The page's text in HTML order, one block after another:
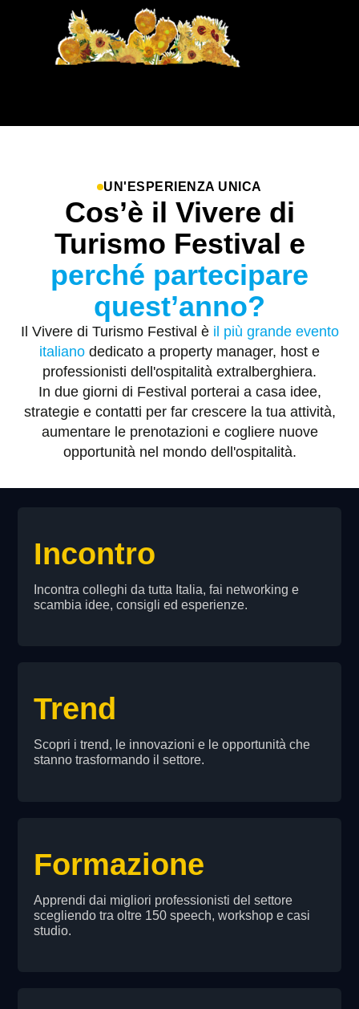
UN'ESPERIENZA UNICA
Cos’è il Vivere di
Turismo Festival e
perché partecipare
quest’anno?
Il Vivere di Turismo Festival è il più grande evento
italiano dedicato a property manager, host e
professionisti dell'ospitalità extralberghiera.
In due giorni di Festival porterai a casa idee,
strategie e contatti per far crescere la tua attività,
aumentare le prenotazioni e cogliere nuove
opportunità nel mondo dell'ospitalità.
Incontro
Incontra colleghi da tutta Italia, fai networking e
scambia idee, consigli ed esperienze.
Trend
Scopri i trend, le innovazioni e le opportunità che
stanno trasformando il settore.
Formazione
Apprendi dai migliori professionisti del settore
scegliendo tra oltre 150 speech, workshop e casi
studio.